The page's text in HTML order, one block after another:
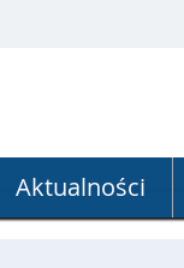
Aktualności